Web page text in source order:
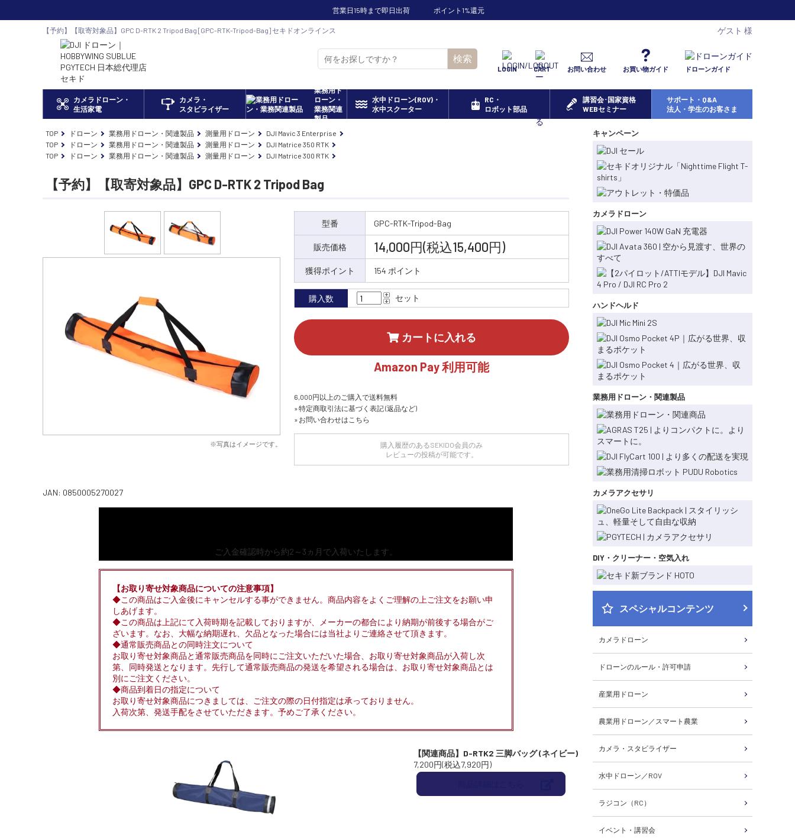
営業日15時まで即日出荷 ポイント1%還元
【予約】【取寄対象品】GPC D-RTK 2 Tripod Bag [GPC-RTK-Tripod-Bag] セキドオンラインス
トア DJI ドローン正規代理店
ゲスト 様
検索
LOGIN CART お問い合わせ お買い物ガイド ドローンガイド
カメラドローン・
生活家電
カメラ・
スタビライザー
業務用ド
ローン・
業務関連
製品
水中ドローン(ROV)・
水中スクーター
RC・
ロボット部品
講習会･国家資格
WEBセミナー
サポート・Q&A
法人・学生のお客さま
キャンペーン
カメラドローン
ハンドヘルド
業務用ドローン・関連製品
カメラアクセサリ
DIY・クリーナー・空気入れ
スペシャルコンテンツ
カメラドローン
ドローンのルール・許可申請
産業用ドローン
農業用ドローン／スマート農業
カメラ・スタビライザー
水中ドローン／ROV
ラジコン（RC）
イベント・講習会
TOP ドローン 業務用ドローン・関連製品 測量用ドローン
DJI Mavic 3 Enterprise
TOP
ドローン 業務用ドローン・関連製品 測量用ドローン
DJI Matrice 350 RTK
TOP
ドローン 業務用ドローン・関連製品 測量用ドローン DJI Matrice 300 RTK
【予約】【取寄対象品】GPC D-RTK 2 Tripod Bag
※写真はイメージです。
型番 GPC-RTK-Tripod-Bag
販売価格 14,000円(税込15,400円)
獲得ポイント 154 ポイント
購入数 セット
カートに入れる
Amazon Pay 利用可能
6,000円以上のご購入で送料無料
» 特定商取引法に基づく表記 (返品など)
» お問い合わせはこちら
購入履歴のあるSEKIDO会員のみ
レビューの投稿が可能です。
JAN: 0850005270027
ご入金確認時から約2～3ヵ月で入荷いたします。
【お取り寄せ対象商品についての注意事項】
◆この商品はご入金後にキャンセルする事ができません。商品内容をよくご理解の上ご注文をお願い申
しあげます。
◆この商品は上記にて入荷時期を記載しておりますが、メーカーの都合により納期が前後する場合がご
ざいます。なお、大幅な納期遅れ、欠品となった場合には当社よりご連絡させて頂きます。
◆通常販売商品との同時注文について
お取り寄せ対象商品と通常販売商品を同時にご注文いただいた場合、お取り寄せ対象商品が入荷し次
第、同時発送となります。先行して通常販売商品の発送を希望される場合は、お取り寄せ対象商品とは
別にご注文ください。
◆商品到着日の指定について
お取り寄せ対象商品につきましては、ご注文の際の日付指定は承っておりません。
入荷次第、発送手配をさせていただきます。予めご了承ください。
【関連商品】D-RTK2 三脚バッグ (ネイビー)
7,200円(税込7,920円)